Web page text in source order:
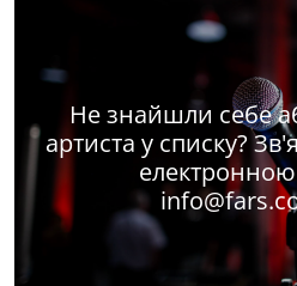
Не знайшли себе
артиста у списку?